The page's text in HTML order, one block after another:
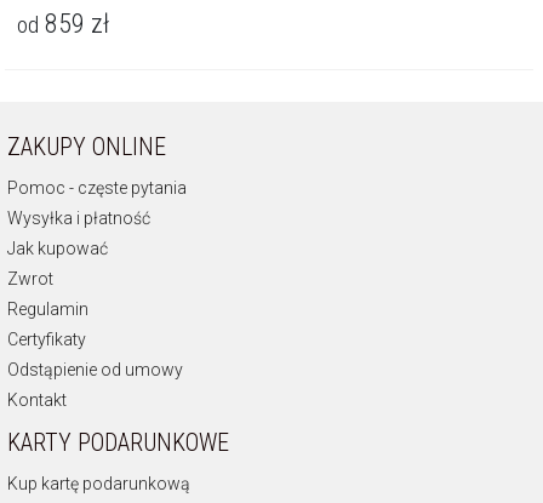
od 859 zł
ZAKUPY ONLINE
Pomoc - częste pytania
Wysyłka i płatność
Jak kupować
Zwrot
Regulamin
Certyfikaty
Odstąpienie od umowy
Kontakt
KARTY PODARUNKOWE
Kup kartę podarunkową